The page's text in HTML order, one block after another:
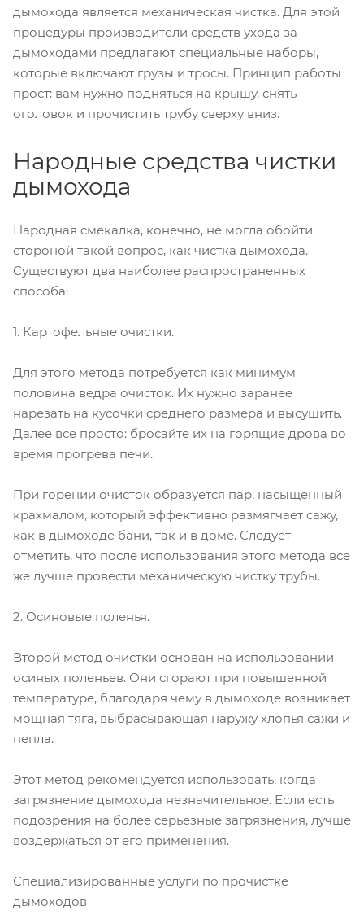
дымохода является механическая чистка. Для этой
процедуры производители средств ухода за
дымоходами предлагают специальные наборы,
которые включают грузы и тросы. Принцип работы
прост: вам нужно подняться на крышу, снять
оголовок и прочистить трубу сверху вниз.
Народные средства чистки
дымохода
Народная смекалка, конечно, не могла обойти
стороной такой вопрос, как чистка дымохода.
Существуют два наиболее распространенных
способа:
1. Картофельные очистки.
Для этого метода потребуется как минимум
половина ведра очисток. Их нужно заранее
нарезать на кусочки среднего размера и высушить.
Далее все просто: бросайте их на горящие дрова во
время прогрева печи.
При горении очисток образуется пар, насыщенный
крахмалом, который эффективно размягчает сажу,
как в дымоходе бани, так и в доме. Следует
отметить, что после использования этого метода все
же лучше провести механическую чистку трубы.
2. Осиновые поленья.
Второй метод очистки основан на использовании
осиных поленьев. Они сгорают при повышенной
температуре, благодаря чему в дымоходе возникает
мощная тяга, выбрасывающая наружу хлопья сажи и
пепла.
Этот метод рекомендуется использовать, когда
загрязнение дымохода незначительное. Если есть
подозрения на более серьезные загрязнения, лучше
воздержаться от его применения.
Специализированные услуги по прочистке
дымоходов